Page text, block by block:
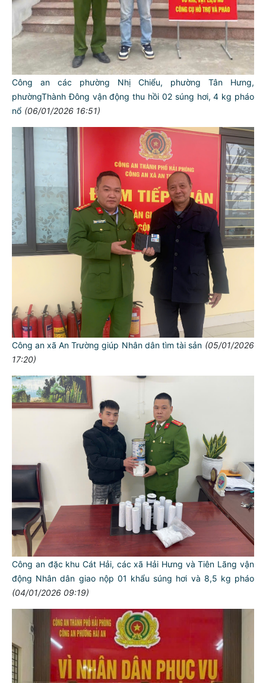
Công an các phường Nhị Chiểu, phường Tân Hưng,
phườngThành Đông vận động thu hồi 02 súng hơi, 4 kg pháo
nổ (06/01/2026 16:51)
Công an xã An Trường giúp Nhân dân tìm tài sản (05/01/2026
17:20)
Công an đặc khu Cát Hải, các xã Hải Hưng và Tiên Lãng vận
động Nhân dân giao nộp 01 khẩu súng hơi và 8,5 kg pháo
(04/01/2026 09:19)